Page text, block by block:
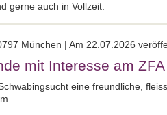
gerne auch in Vollzeit.
München | Am 22.07.2026
mit Interesse am
eine freundliche,